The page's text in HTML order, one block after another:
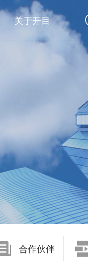
新一代研发管理
3D工具软件
三维可制造性审
三维制造成本分
三维装配工艺规划
三维零件工艺设计
三维焊接工艺规划
开目浏览器 KMVue
尧创CAD YaoCCAD
航天科
重型装
汽车及
工程机
用电器
高科技
高科技电子
家用电器
关于开目
合作伙伴